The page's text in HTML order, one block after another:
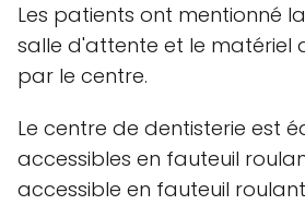
Les patients ont mentionné
salle d'attente et le matériel
par le centre.
Le centre de dentisterie est
accessibles en fauteuil
accessible en fauteuil